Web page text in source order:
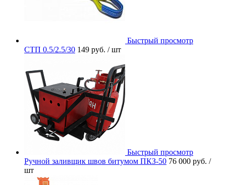
Быстрый просмотр
СТП 0.5/2.5/30 149 руб. / шт
Быстрый просмотр
Ручной заливщик швов битумом ПКЗ-50 76 000 руб. /
шт